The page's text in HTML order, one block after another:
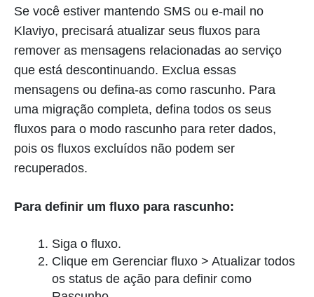
Se você estiver mantendo SMS ou e-mail no
Klaviyo, precisará atualizar seus fluxos para
remover as mensagens relacionadas ao serviço
que está descontinuando. Exclua essas
mensagens ou defina-as como rascunho. Para
uma migração completa, defina todos os seus
fluxos para o modo rascunho para reter dados,
pois os fluxos excluídos não podem ser
recuperados.
Para definir um fluxo para rascunho:
Siga o fluxo.
Clique em Gerenciar fluxo > Atualizar todos
os status de ação para definir como